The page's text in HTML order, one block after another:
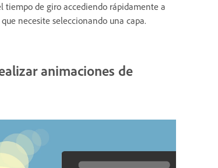
tiempo de giro accediendo rápidamente a
necesite seleccionando una capa.
animaciones de